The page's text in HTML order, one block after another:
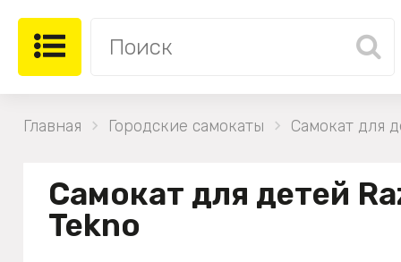
Главная Городские самокаты Самокат для
Самокат для детей
Tekno